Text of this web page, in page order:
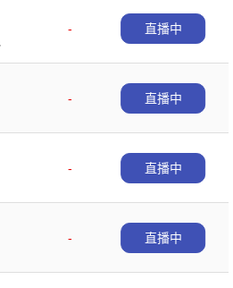
-
直播中
-
直播中
-
直播中
-
直播中